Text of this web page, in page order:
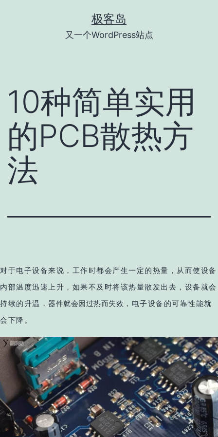
极客岛
又一个WordPress站点
10种简单实用
的PCB散热方
法
对于电子设备来说，工作时都会产生一定的热量，从而使设备
内部温度迅速上升，如果不及时将该热量散发出去，设备就会
持续的升温， 器件就会因过热而失效 ， 电子设备的可靠性能就
会下降。